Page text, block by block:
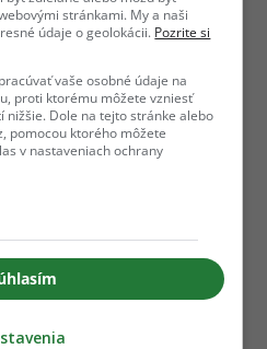
stránkami. My a naši
údaje o geolokácii. Pozrite si
vaše osobné údaje na
proti ktorému môžete vzniesť
nižšie. Dole na tejto stránke alebo
pomocou ktorého môžete
v nastaveniach ochrany